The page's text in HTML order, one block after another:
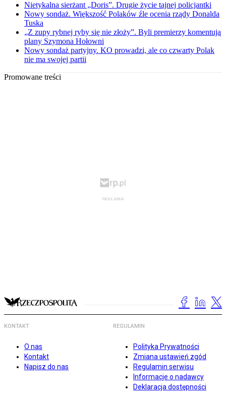
Nietykalna sierżant „Doris”. Drugie życie tajnej policjantki
Nowy sondaż. Większość Polaków źle ocenia rządy Donalda
Tuska
„Z zupy rybnej ryby się nie złoży”. Byli premierzy komentują
plany Szymona Hołowni
Nowy sondaż partyjny. KO prowadzi, ale co czwarty Polak
nie ma swojej partii
Promowane treści
KONTAKT
O nas
Kontakt
Napisz do nas
REGULAMIN
Polityka Prywatności
Zmiana ustawień zgód
Regulamin serwisu
Informacje o nadawcy
Deklaracja dostępności